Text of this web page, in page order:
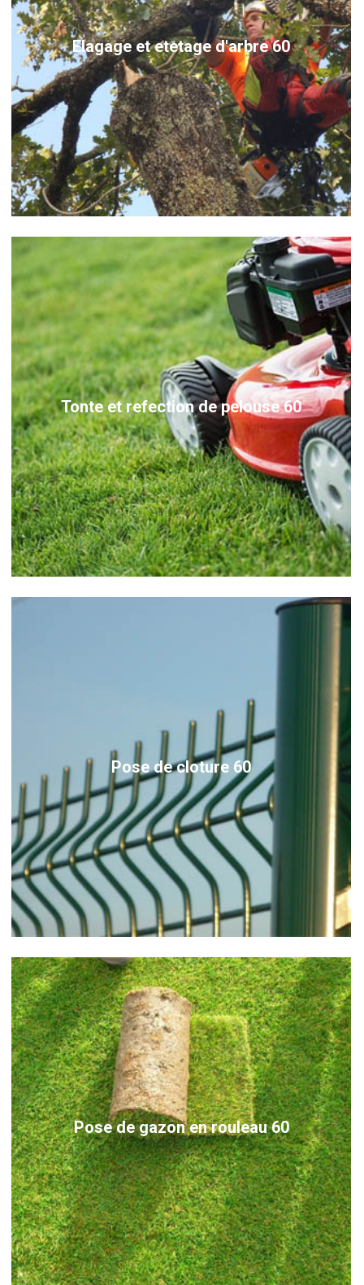
Elagage et etetage d'arbre 60
Tonte et refection de pelouse 60
Pose de cloture 60
Pose de gazon en rouleau 60